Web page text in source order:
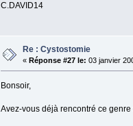
C.DAVID14
Re : Cystostomie
« Réponse #27 le: 03 janvier
Bonsoir,
Avez-vous déjà rencontré ce genre